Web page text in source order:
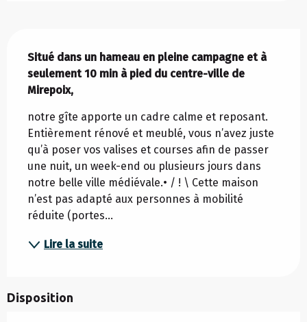
Situé dans un hameau en pleine campagne et à
seulement 10 min à pied du centre-ville de
Mirepoix,
notre gîte apporte un cadre calme et reposant.
Entièrement rénové et meublé, vous n’avez juste
qu’à poser vos valises et courses afin de passer
une nuit, un week-end ou plusieurs jours dans
notre belle ville médiévale.• / ! \ Cette maison
n’est pas adapté aux personnes à mobilité
réduite (portes...
Lire la suite
Disposition